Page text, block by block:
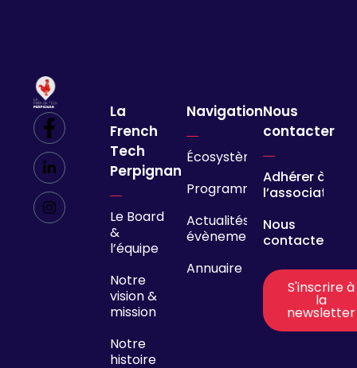
La
French
Tech
Perpignan
Le Board
&
l’équipe
Notre
vision &
mission
Notre
histoire
Navigation
Écosystème
Programmes
Actualités &
évènements
Annuaire
Nous
contacter
Adhérer à
l’association
Nous
contacter
S'inscrire à
la
newsletter